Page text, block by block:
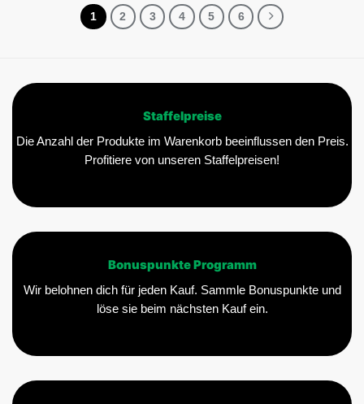
1 2 3 4 5 6
Staffelpreise
Die Anzahl der Produkte im Warenkorb beeinflussen den Preis.
Profitiere von unseren Staffelpreisen!
Bonuspunkte Programm
Wir belohnen dich für jeden Kauf. Sammle Bonuspunkte und
löse sie beim nächsten Kauf ein.